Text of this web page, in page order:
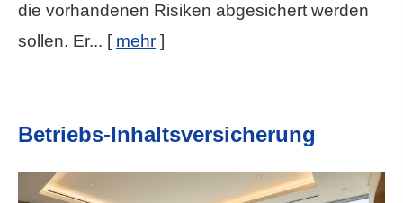
die vorhandenen Risiken abgesichert werden
sollen. Er... [ mehr ]
Betriebs-Inhaltsversicherung